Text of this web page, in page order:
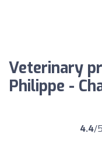
Veterinary
Philippe -
4.4/